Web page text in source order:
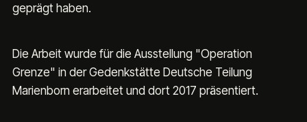
geprägt haben.
Die Arbeit wurde für die Ausstellung "Operation
Grenze" in der Gedenkstätte Deutsche Teilung
Marienborn erarbeitet und dort 2017 präsentiert.